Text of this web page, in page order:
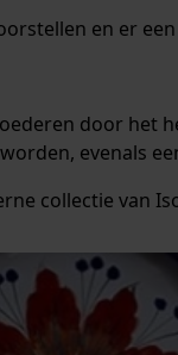
en er
door het
evenals
collectie van